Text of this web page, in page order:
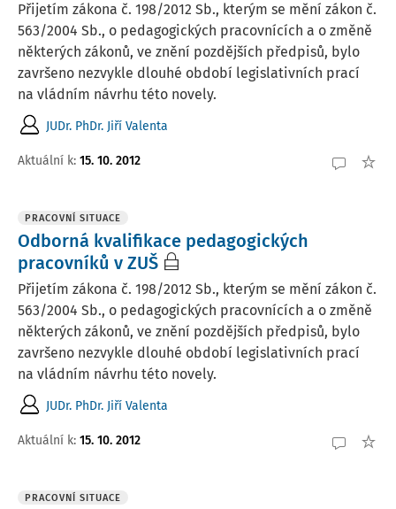
Přijetím zákona č. 198/2012 Sb., kterým se mění zákon č.
563/2004 Sb., o pedagogických pracovnících a o změně
některých zákonů, ve znění pozdějších předpisů, bylo
završeno nezvykle dlouhé období legislativních prací
na vládním návrhu této novely.
JUDr. PhDr. Jiří Valenta
Aktuální k: 15. 10. 2012
PRACOVNÍ SITUACE
Odborná kvalifikace pedagogických
pracovníků v ZUŠ
Přijetím zákona č. 198/2012 Sb., kterým se mění zákon č.
563/2004 Sb., o pedagogických pracovnících a o změně
některých zákonů, ve znění pozdějších předpisů, bylo
završeno nezvykle dlouhé období legislativních prací
na vládním návrhu této novely.
JUDr. PhDr. Jiří Valenta
Aktuální k: 15. 10. 2012
PRACOVNÍ SITUACE